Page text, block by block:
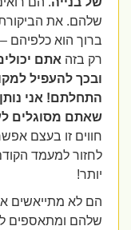
שלהם. את הביקורת
ברוך הוא כלפיהם –
רק בזהאתם
ובכך להעפיל
התחלתם! אני נותן
שאתם מסוגלים
חווים זו בעצם
לחזור למעמד
יותר!
הם לא מתייאשים
שלהם ומתאספים